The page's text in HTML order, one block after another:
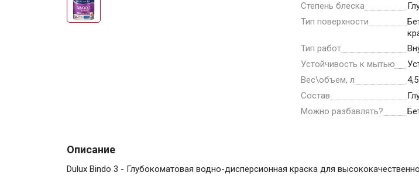
Степень блеска
Тип поверхности
Тип работ
Устойчивость к мытью
Вес\объем, л
Состав
Можно разбавлять?
Описание
Dulux Bindo 3 - Глубокоматовая водно-дисперсионная краска для
Всё для
Товары для бани и сауны
Оборудование для